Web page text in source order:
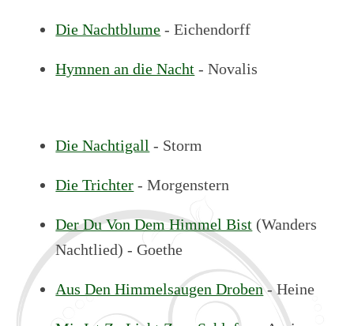
Die Nachtblume - Eichendorff
Hymnen an die Nacht - Novalis
Die Nachtigall - Storm
Die Trichter - Morgenstern
Der Du Von Dem Himmel Bist (Wanders
Nachtlied) - Goethe
Aus Den Himmelsaugen Droben- Heine